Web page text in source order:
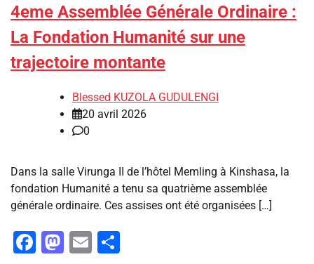
4eme Assemblée Générale Ordinaire :
La Fondation Humanité sur une
trajectoire montante
Blessed KUZOLA GUDULENGI
20 avril 2026
0
Dans la salle Virunga II de l’hôtel Memling à Kinshasa, la
fondation Humanité a tenu sa quatrième assemblée
générale ordinaire.‎ ‎Ces assises ont été organisées […]
Facebook
Mastodon
Email